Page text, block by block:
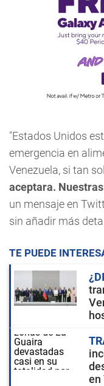
"Estados Unidos
emergencia en
Venezuela, si tan
aceptara.
un mensaje en
sin añadir más
TE PUEDE
en